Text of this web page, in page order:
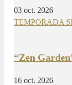
03 oct. 2026
TEMPORADA
“Zen
16 oct. 2026